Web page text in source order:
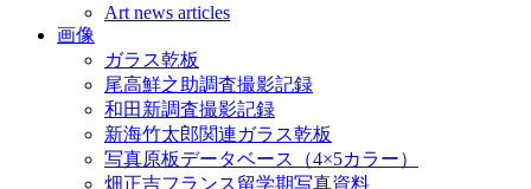
Art news articles
画像
ガラス乾板
尾高鮮之助調査撮影記録
和田新調査撮影記録
新海竹太郎関連ガラス乾板
写真原板データベース（4×5カラー）
畑正吉フランス留学期写真資料